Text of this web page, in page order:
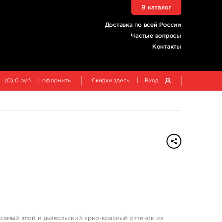
Доставка по всей России
Частые вопросы
Контакты
В каталог
(0) 0 руб. оформить Скидки здесь! Вход
злой и дьявольский ярко-красный оттенок из